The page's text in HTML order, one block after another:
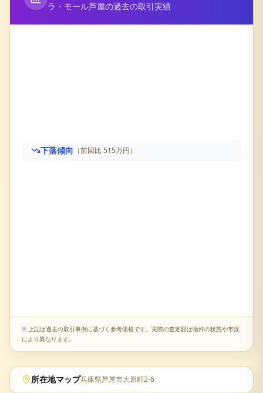
ラ・モール芦屋の過去の取引実績
下落傾向 （前回比515万円）
※ 上記は過去の取引事例に基づく参考価格です。実際の査定額は物件の状態や市況
により異なります。
所在地マップ兵庫県芦屋市大原町2-6